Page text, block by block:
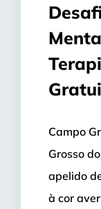
Campo
Grosso
apelido
à cor